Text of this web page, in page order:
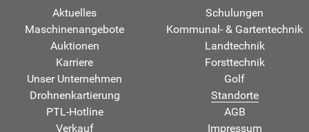
Aktuelles
Maschinenangebote
Auktionen
Karriere
Unser Unternehmen
Drohnenkartierung
PTL-Hotline
Verkauf
Schulungen
Kommunal- & Gartentechnik
Landtechnik
Forsttechnik
Golf
Standorte
AGB
Impressum